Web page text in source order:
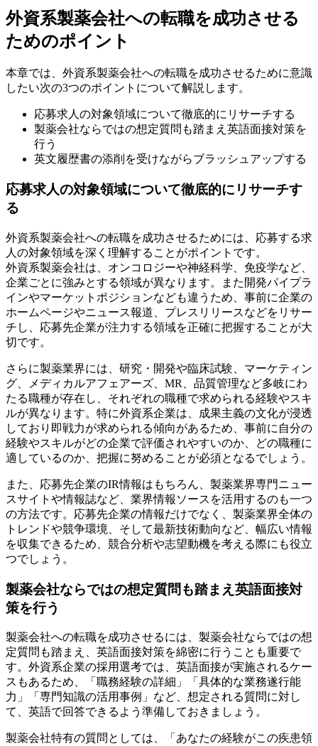
外資系製薬会社への転職を成功させる
ためのポイント
本章では、外資系製薬会社への転職を成功させるために意識
したい次の3つのポイントについて解説します。
応募求人の対象領域について徹底的にリサーチする
製薬会社ならではの想定質問も踏まえ英語面接対策を
行う
英文履歴書の添削を受けながらブラッシュアップする
応募求人の対象領域について徹底的にリサーチす
る
外資系製薬会社への転職を成功させるためには、応募する求
人の対象領域を深く理解することがポイントです。
外資系製薬会社は、オンコロジーや神経科学、免疫学など、
企業ごとに強みとする領域が異なります。また開発パイプラ
インやマーケットポジションなども違うため、事前に企業の
ホームページやニュース報道、プレスリリースなどをリサー
チし、応募先企業が注力する領域を正確に把握することが大
切です。
さらに製薬業界には、研究・開発や臨床試験、マーケティン
グ、メディカルアフェアーズ、MR、品質管理など多岐にわ
たる職種が存在し、それぞれの職種で求められる経験やスキ
ルが異なります。特に外資系企業は、成果主義の文化が浸透
しており即戦力が求められる傾向があるため、事前に自分の
経験やスキルがどの企業で評価されやすいのか、どの職種に
適しているのか、把握に努めることが必須となるでしょう。
また、応募先企業のIR情報はもちろん、製薬業界専門ニュー
スサイトや情報誌など、業界情報ソースを活用するのも一つ
の方法です。応募先企業の情報だけでなく、製薬業界全体の
トレンドや競争環境、そして最新技術動向など、幅広い情報
を収集できるため、競合分析や志望動機を考える際にも役立
つでしょう。
製薬会社ならではの想定質問も踏まえ英語面接対
策を行う
製薬会社への転職を成功させるには、製薬会社ならではの想
定質問も踏まえ、英語面接対策を綿密に行うことも重要で
す。外資系企業の採用選考では、英語面接が実施されるケー
スもあるため、「職務経験の詳細」「具体的な業務遂行能
力」「専門知識の活用事例」など、想定される質問に対し
て、英語で回答できるよう準備しておきましょう。
製薬会社特有の質問としては、「あなたの経験がこの疾患領